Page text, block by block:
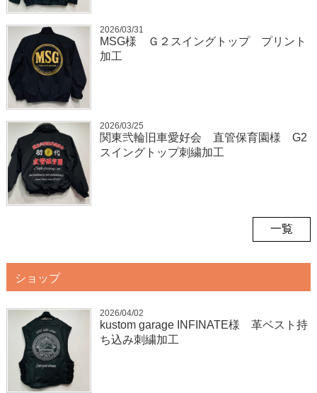
2026/03/31
MSG様 Ｇ２スイングトップ プリント
加工
2026/03/25
関東弐輪旧車愛好会 直管保育園様 G2
スイングトップ刺繍加工
一覧
ショップ
2026/04/02
kustom garage INFINATE様 革ベスト持
ち込み刺繍加工